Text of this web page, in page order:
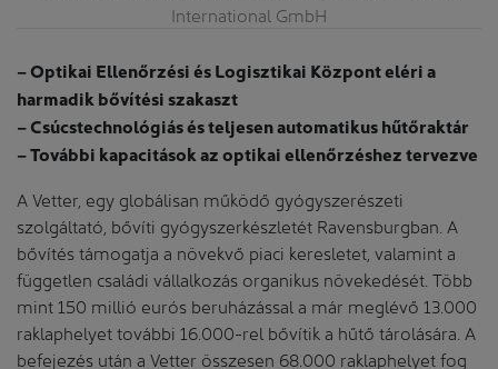
International GmbH
– Optikai Ellenőrzési és Logisztikai Központ eléri a
harmadik bővítési szakaszt
– Csúcstechnológiás és teljesen automatikus hűtőraktár
– További kapacitások az optikai ellenőrzéshez tervezve
A Vetter, egy globálisan működő gyógyszerészeti
szolgáltató, bővíti gyógyszerkészletét Ravensburgban. A
bővítés támogatja a növekvő piaci keresletet, valamint a
független családi vállalkozás organikus növekedését. Több
mint 150 millió eurós beruházással a már meglévő 13.000
raklaphelyet további 16.000-rel bővítik a hűtő tárolására. A
befejezés után a Vetter összesen 68.000 raklaphelyet fog